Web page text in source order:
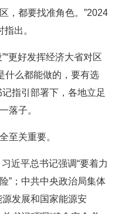
，都要找准角色。”2024
出。
更好发挥经济大省对区
什么都能做的，要有选
指引部署下，各地立足
落子。
至关重要。
习近平总书记强调“要着力
”；中共中央政治局集体
发展和国家能源安